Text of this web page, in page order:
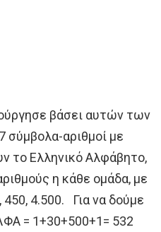
βάσει αυτών των
αριθμοί με
το Ελληνικό Αλφάβητο,
η κάθε ομάδα, με
4.500. Για να δούμε
= 1+30+500+1= 532